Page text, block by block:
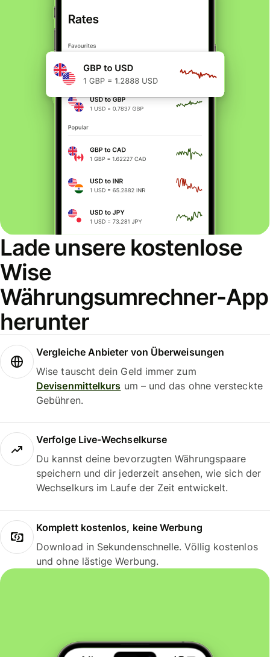
Lade unsere kostenlose
Wise
Währungsumrechner-App
herunter
Vergleiche Anbieter von Überweisungen
Wise tauscht dein Geld immer zum
Devisenmittelkurs um – und das ohne versteckte
Gebühren.
Verfolge Live-Wechselkurse
Du kannst deine bevorzugten Währungspaare
speichern und dir jederzeit ansehen, wie sich der
Wechselkurs im Laufe der Zeit entwickelt.
Komplett kostenlos, keine Werbung
Download in Sekundenschnelle. Völlig kostenlos
und ohne lästige Werbung.